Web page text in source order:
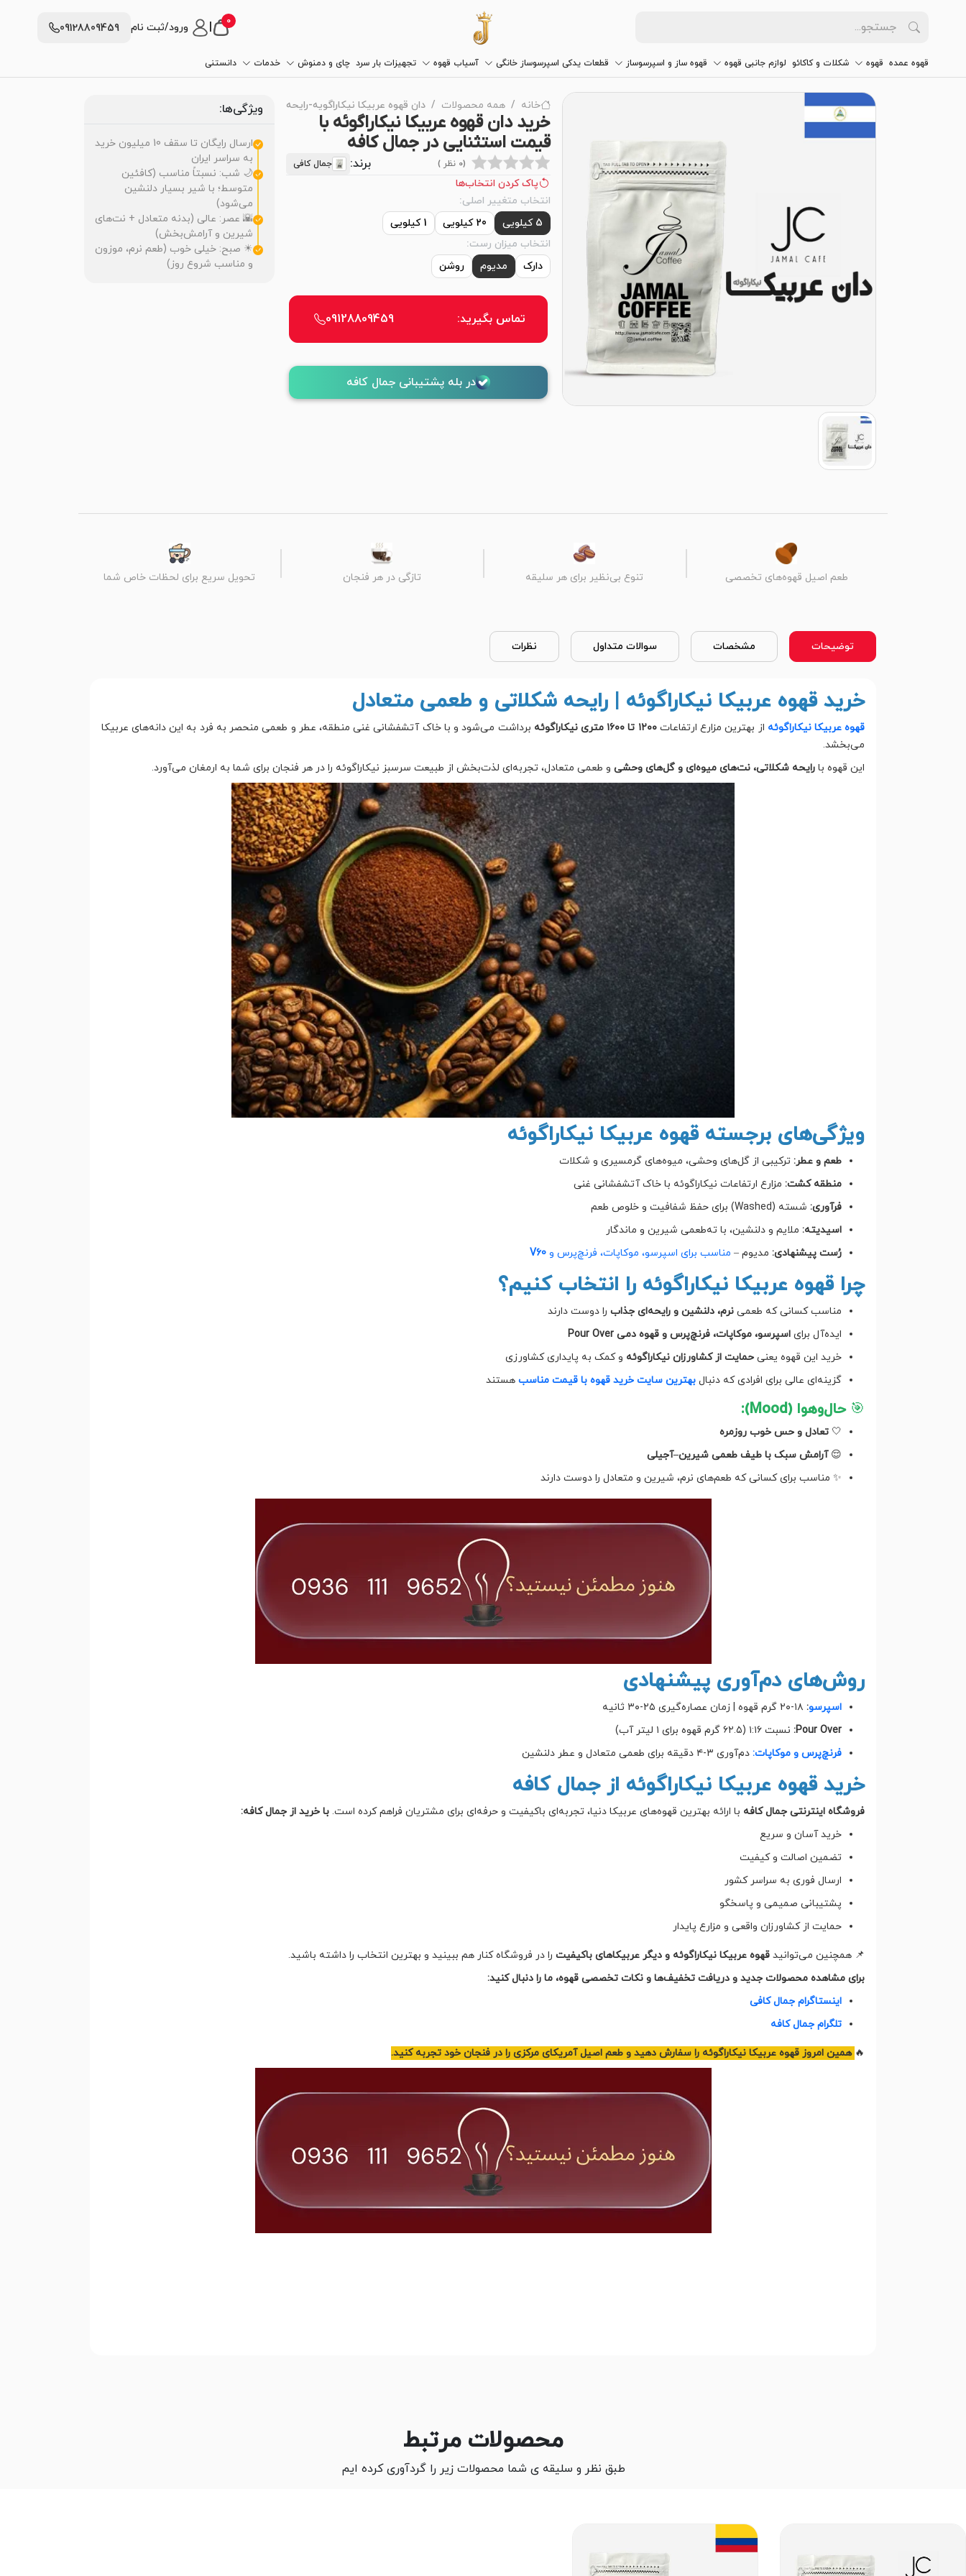
0 ورود/ثبت نام 09128809459
قهوه عمده قهوه شکلات و کاکائو لوازم جانبی قهوه قهوه ساز و اسپرسوساز قطعات یدکی اسپرسوساز خانگی آسیاب قهوه تجهیزات بار سرد چای و دمنوش خدمات دانستنی
خانه همه محصولات دان قهوه عربیکا نیکاراگویه-رایحه شکلاتی
خرید دان قهوه عربیکا نیکاراگوئه با
قیمت استثنایی در جمال کافه
(0 نظر ) برند: جمال کافی
پاک کردن انتخاب‌ها
انتخاب متغییر اصلی:
5 کیلویی
20 کیلویی
1 کیلویی
انتخاب میزان رست:
دارک
مدیوم روشن
تماس بگیرید: 09128809459
در بله پشتیبانی جمال کافه
ویژگی‌ها:
ارسال رایگان تا سقف 10 میلیون خرید
به سراسر ایران
🌙 شب: نسبتاً مناسب (کافئین
متوسط؛ با شیر بسیار دلنشین
می‌شود)
🌇 عصر: عالی (بدنه متعادل + نت‌های
شیرین و آرامش‌بخش)
☀ صبح: خیلی خوب (طعم نرم، موزون
و مناسب شروع روز)
طعم اصیل قهوه‌های تخصصی تنوع بی‌نظیر برای هر سلیقه تازگی در هر فنجان تحویل سریع برای لحظات خاص شما
توضیحات مشخصات سوالات متداول نظرات
خرید قهوه عربیکا نیکاراگوئه | رایحه شکلاتی و طعمی متعادل
قهوه عربیکا نیکاراگوئه از بهترین مزارع ارتفاعات۱۲۰۰ تا ۱۶۰۰ متری نیکاراگوئه
برداشت می‌شود و با خاک آتشفشانی غنی منطقه، عطر و طعمی منحصر به فرد به این دانه‌های عربیکا
می‌بخشد.
این قهوه با رایحه شکلاتی، نت‌های میوه‌ای و گل‌های وحشیو طعمی متعادل، تجربه‌ای لذت‌بخش از طبیعت سرسبز نیکاراگوئه را در هر فنجان برای شما به ارمغان می‌آورد.
ویژگی‌های برجسته قهوه عربیکا نیکاراگوئه
طعم و عطر: ترکیبی از گل‌های وحشی، میوه‌های گرمسیری و شکلات
منطقه کشت: مزارع ارتفاعات نیکاراگوئه با خاک آتشفشانی غنی
فرآوری: شسته (Washed) برای حفظ شفافیت و خلوص طعم
اسیدیته: ملایم و دلنشین، با ته‌طعمی شیرین و ماندگار
رُست پیشنهادی: مدیوم – مناسب برای اسپرسو، موکاپات، فرنچ‌پرس و V60
چرا قهوه عربیکا نیکاراگوئه را انتخاب کنیم؟
مناسب کسانی که طعمی نرم، دلنشین و رایحه‌ای جذابرا دوست دارند
ایده‌آل برای اسپرسو، موکاپات، فرنچ‌پرس و قهوه دمی Pour Over
خرید این قهوه یعنی حمایت از کشاورزان نیکاراگوئه و کمک به پایداری کشاورزی
گزینه‌ای عالی برای افرادی که دنبال بهترین سایت خرید قهوه با قیمت مناسبهستند
🎯حال‌و‌هوا (Mood):
🤍 تعادل و حس خوب روزمره
😌آرامش سبک با طیف طعمی شیرین–آجیلی
✨ مناسب برای کسانی که طعم‌های نرم، شیرین و متعادل را دوست دارند
روش‌های دم‌آوری پیشنهادی
اسپرسو:
Pour Over: نسبت ۱:۱۶ (۶۲.۵ گرم قهوه برای ۱ لیتر آب)
فرنچ‌پرس و موکاپات: دم‌آوری ۳-۴ دقیقه برای طعمی متعادل و عطر دلنشین
خرید قهوه عربیکا نیکاراگوئه از جمال کافه
فروشگاه اینترنتی جمال کافه با ارائه بهترین قهوه‌های عربیکا دنیا، تجربه‌ای باکیفیت و حرفه‌ای برای مشتریان فراهم کرده است. با خرید از جمال کافه:
خرید آسان و سریع
تضمین اصالت و کیفیت
ارسال فوری به سراسر کشور
پشتیبانی صمیمی و پاسخگو
حمایت از کشاورزان واقعی و مزارع پایدار
📌 همچنین می‌توانید قهوه عربیکا نیکاراگوئه و دیگر عربیکاهای باکیفیترا در فروشگاه کنار هم ببینید و بهترین انتخاب را داشته باشید.
برای مشاهده محصولات جدید و دریافت تخفیف‌ها و نکات تخصصی قهوه، ما را دنبال کنید:
اینستاگرام جمال کافی
تلگرام جمال کافه
🔥 همین امروز قهوه عربیکا نیکاراگوئه را سفارش دهید و طعم اصیل آمریکای مرکزی را در فنجان خود تجربه کنید.
محصولات مرتبط
طبق نظر و سلیقه ی شما محصولات زیر را گردآوری کرده ایم